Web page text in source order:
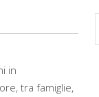
in
tra famiglie,